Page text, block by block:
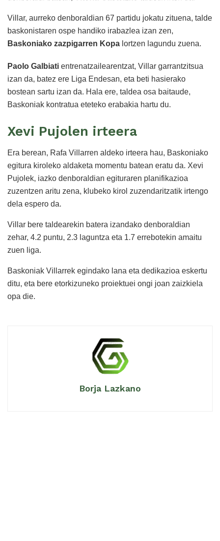
Villar, aurreko denboraldian 67 partidu jokatu zituena, talde
baskonistaren ospe handiko irabazlea izan zen,
Baskoniako zazpigarren Kopa lortzen lagundu zuena.
Paolo Galbiati entrenatzailearentzat, Villar garrantzitsua
izan da, batez ere Liga Endesan, eta beti hasierako
bostean sartu izan da. Hala ere, taldea osa baitaude,
Baskoniak kontratua eteteko erabakia hartu du.
Xevi Pujolen irteera
Era berean, Rafa Villarren aldeko irteera hau, Baskoniako
egitura kiroleko aldaketa momentu batean eratu da. Xevi
Pujolek, iazko denboraldian egituraren planifikazioa
zuzentzen aritu zena, klubeko kirol zuzendaritzatik irtengo
dela espero da.
Villar bere taldearekin batera izandako denboraldian
zehar, 4.2 puntu, 2.3 laguntza eta 1.7 errebotekin amaitu
zuen liga.
Baskoniak Villarrek egindako lana eta dedikazioa eskertu
ditu, eta bere etorkizuneko proiektuei ongi joan zaizkiela
opa die.
Borja Lazkano